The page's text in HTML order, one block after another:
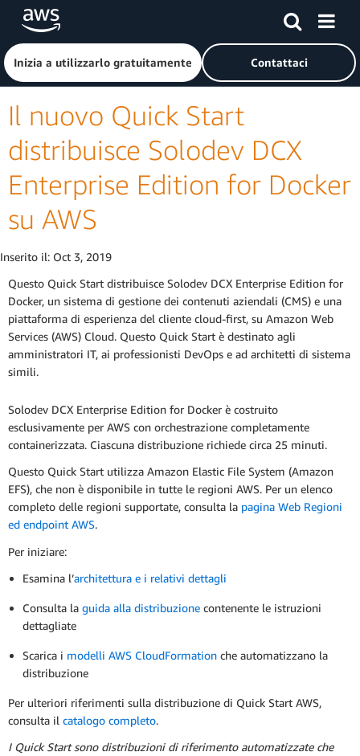
Passa al contenuto principale
Fai clic qui per tornare alla home page di Amazon Web
Inizia a utilizzarlo gratuitamente Contattaci
Il nuovo Quick Start
distribuisce Solodev DCX
Enterprise Edition for Docker
su AWS
Inserito il: Oct 3, 2019
Questo Quick Start distribuisce Solodev DCX Enterprise Edition for
Docker, un sistema di gestione dei contenuti aziendali (CMS) e una
piattaforma di esperienza del cliente cloud-first, su Amazon Web
Services (AWS) Cloud. Questo Quick Start è destinato agli
amministratori IT, ai professionisti DevOps e ad architetti di sistema
simili.
Solodev DCX Enterprise Edition for Docker è costruito
esclusivamente per AWS con orchestrazione completamente
containerizzata. Ciascuna distribuzione richiede circa 25 minuti.
Questo Quick Start utilizza Amazon Elastic File System (Amazon
EFS), che non è disponibile in tutte le regioni AWS. Per un elenco
completo delle regioni supportate, consulta la pagina Web Regioni
ed endpoint AWS.
Per iniziare:
Esamina l’architettura e i relativi dettagli
Consulta la guida alla distribuzione contenente le istruzioni
dettagliate
Scarica i modelli AWS CloudFormation che automatizzano la
distribuzione
Per ulteriori riferimenti sulla distribuzione di Quick Start AWS,
consulta il catalogo completo.
I Quick Start sono distribuzioni di riferimento automatizzate che